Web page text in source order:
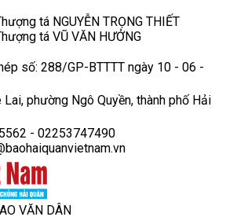
tá NGUYỄN TRỌNG THIẾT
tá VŨ VĂN HƯỞNG
số: 288/GP-BTTTT ngày 10 - 06 -
Lai, phường Ngô Quyền, thành phố Hải
- 02253747490
VĂN DÂN